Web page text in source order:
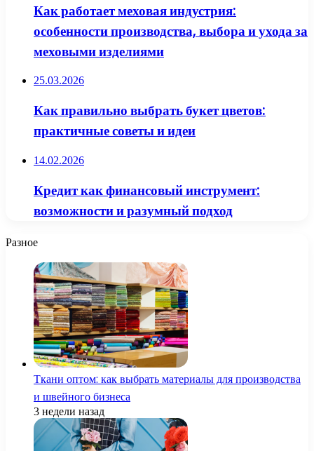
Как работает меховая индустрия:
особенности производства, выбора и ухода за
меховыми изделиями
25.03.2026
Как правильно выбрать букет цветов:
практичные советы и идеи
14.02.2026
Кредит как финансовый инструмент:
возможности и разумный подход
Разное
Ткани оптом: как выбрать материалы для производства
и швейного бизнеса
3 недели назад